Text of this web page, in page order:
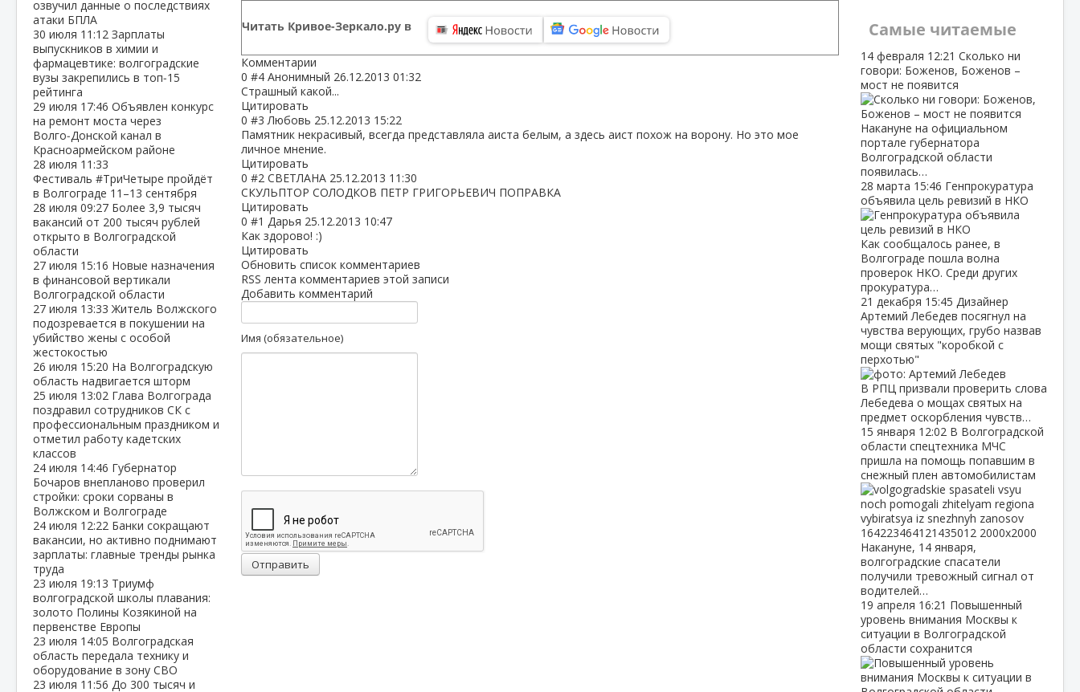
озвучил данные о последствиях
атаки БПЛА
30 июля 11:12 Зарплаты
выпускников в химии и
фармацевтике: волгоградские
вузы закрепились в топ‑15
рейтинга
29 июля 17:46 Объявлен конкурс
на ремонт моста через
Волго‑Донской канал в
Красноармейском районе
28 июля 11:33
Фестиваль #ТриЧетыре пройдёт
в Волгограде 11–13 сентября
28 июля 09:27 Более 3,9 тысяч
вакансий от 200 тысяч рублей
открыто в Волгоградской
области
27 июля 15:16 Новые назначения
в финансовой вертикали
Волгоградской области
27 июля 13:33Житель Волжского
подозревается в покушении на
убийство жены с особой
жестокостью
26 июля 15:20 На Волгоградскую
область надвигается шторм
25 июля 13:02 Глава Волгограда
поздравил сотрудников СК с
профессиональным праздником и
отметил работу кадетских
классов
24 июля 14:46 Губернатор
Бочаров внепланово проверил
стройки: сроки сорваны в
Волжском и Волгограде
24 июля 12:22 Банки сокращают
вакансии, но активно поднимают
зарплаты: главные тренды рынка
труда
23 июля 19:13 Триумф
волгоградской школы плавания:
золото Полины Козякиной на
первенстве Европы
23 июля 14:05 Волгоградская
область передала технику и
оборудование в зону СВО
23 июля 11:56 До 300 тысяч и
Читать Кривое-Зеркало.ру в
Комментарии
0 #4 Анонимный 26.12.2013 01:32
Страшный какой...
Цитировать
0 #3 Любовь 25.12.2013 15:22
Памятник некрасивый, всегда представляла аиста белым, а здесь аист похож на ворону. Но это мое
личное мнение.
Цитировать
0 #2 СВЕТЛАНА 25.12.2013 11:30
СКУЛЬПТОР СОЛОДКОВ ПЕТР ГРИГОРЬЕВИЧ ПОПРАВКА
Цитировать
0 #1 Дарья 25.12.2013 10:47
Как здорово! :)
Цитировать
Обновить список комментариев
RSS лента комментариев этой записи
Добавить комментарий
Имя (обязательное)
Отправить
Самые читаемые
14 февраля 12:21 Сколько ни
говори: Боженов, Боженов –
мост не появится
Накануне на официальном
портале губернатора
Волгоградской области
появилась…
28 марта 15:46 Генпрокуратура
объявила цель ревизий в НКО
Как сообщалось ранее, в
Волгограде пошла волна
проверок НКО. Среди других
прокуратура…
21 декабря 15:45 Дизайнер
Артемий Лебедев посягнул на
чувства верующих, грубо назвав
мощи святых "коробкой с
перхотью"
В РПЦ призвали проверить слова
Лебедева о мощах святых на
предмет оскорбления чувств…
15 января 12:02 В Волгоградской
области спецтехника МЧС
пришла на помощь попавшим в
снежный плен автомобилистам
Накануне, 14 января,
волгоградские спасатели
получили тревожный сигнал от
водителей…
19 апреля 16:21 Повышенный
уровень внимания Москвы к
ситуации в Волгоградской
области сохранится